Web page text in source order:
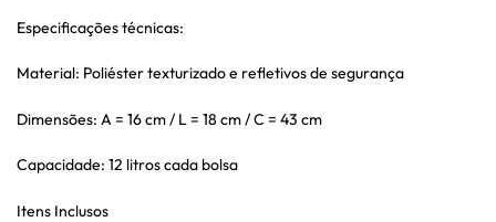
Especificações técnicas:
Material: Poliéster texturizado e refletivos de segurança
Dimensões: A = 16 cm / L = 18 cm / C = 43 cm
Capacidade: 12 litros cada bolsa
Itens Inclusos